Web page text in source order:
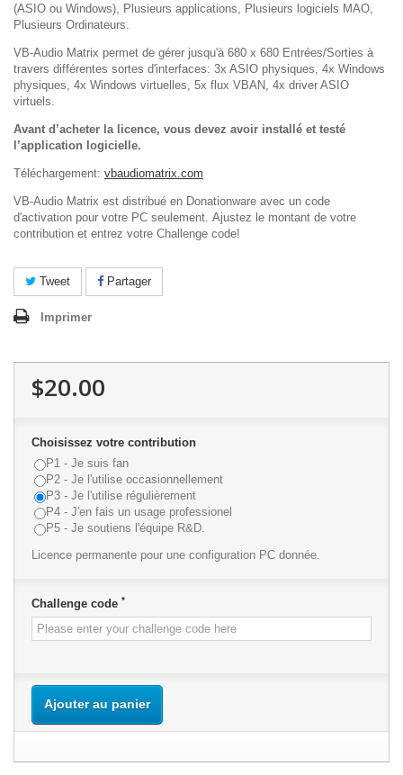
(ASIO ou Windows), Plusieurs applications, Plusieurs logiciels MAO,
Plusieurs Ordinateurs.
VB-Audio Matrix permet de gérer jusqu'à 680 x 680 Entrées/Sorties à
travers différentes sortes d'interfaces: 3x ASIO physiques, 4x Windows
physiques, 4x Windows virtuelles, 5x flux VBAN, 4x driver ASIO
virtuels.
Avant d’acheter la licence, vous devez avoir installé et testé
l’application logicielle.
Téléchargement: vbaudiomatrix.com
VB-Audio Matrix est distribué en Donationware avec un code
d'activation pour votre PC seulement. Ajustez le montant de votre
contribution et entrez votre Challenge code!
Tweet Partager
Imprimer
$20.00
Choisissez votre contribution
P1 - Je suis fan
P2 - Je l'utilise occasionnellement
P3 - Je l'utilise régulièrement
P4 - J'en fais un usage professionel
P5 - Je soutiens l'équipe R&D.
Licence permanente pour une configuration PC donnée.
Challenge code *
Ajouter au panier